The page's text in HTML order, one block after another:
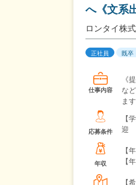
へ《文系
ロンタイ株
正社員 既卒
仕事内容
《
な
ます
応募条件
【
迎
年収
【
【
【